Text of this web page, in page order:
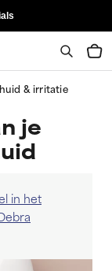
& irritatie
je
in het